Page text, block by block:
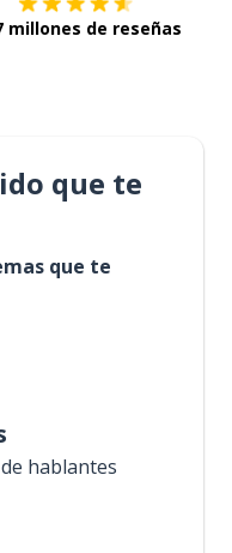
millones de reseñas
que te
que te
hablantes